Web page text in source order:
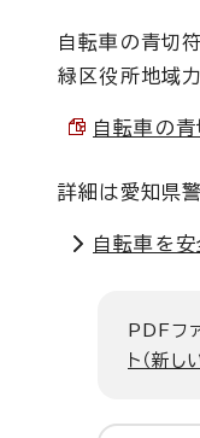
自転車の青切
緑区役所地域
自転車の
詳細は愛知県
自転車を安
PDFフ
ト（新し